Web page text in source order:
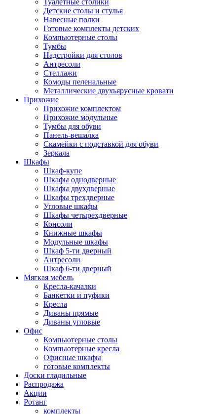
Туалетные столики
Детские столы и стулья
Навесные полки
Готовые комплекты детских
Компьютерные столы
Тумбы
Надстройки для столов
Антресоли
Стеллажи
Комоды пеленальные
Металлические двухъярусные кровати
Прихожие
Прихожие комплектом
Прихожие модульные
Тумбы для обуви
Панель-вешалка
Скамейки с подставкой для обуви
Зеркала
Шкафы
Шкаф-купе
Шкафы однодверные
Шкафы двухдверные
Шкафы трехдверные
Угловые шкафы
Шкафы четырехдверные
Консоли
Книжные шкафы
Модульные шкафы
Шкаф 5-ти дверный
Антресоли
Шкаф 6-ти дверный
Мягкая мебель
Кресла-качалки
Банкетки и пуфики
Кресла
Диваны прямые
Диваны угловые
Офис
Компьютерные столы
Компьютерные кресла
Офисные шкафы
готовые комплекты
Доски гладильные
Распродажа
Акции
Ротанг
комплекты